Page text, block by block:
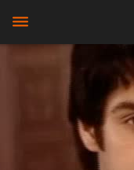
bars